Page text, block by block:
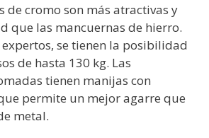
de cromo son más atractivas y
que las mancuernas de hierro.
se tienen la posibilidad
de hasta 130 kg. Las
tienen manijas con
permite un mejor agarre que
metal.